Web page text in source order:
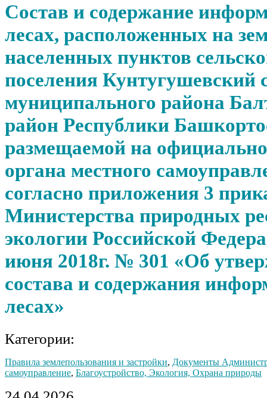
Состав и содержание
лесах, расположенных на
населенных пунктов
поселения Кунтугушевский
муниципального района
район Республики
размещаемой на
органа местного
согласно приложения 3
Министерства природных
экологии Российской
июня 2018г. № 301 «Об
состава и содержания
лесах»
Категории:
Правила землепользования и застройки, Документы
самоуправление, Благоустройство, Экология, Охрана природы